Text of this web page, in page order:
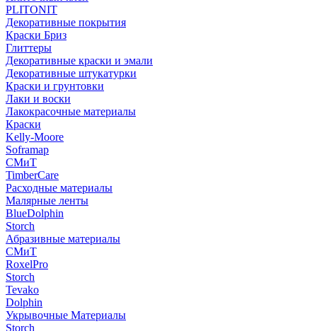
PLITONIT
Декоративные покрытия
Краски Бриз
Глиттеры
Декоративные краски и эмали
Декоративные штукатурки
Краски и грунтовки
Лаки и воски
Лакокрасочные материалы
Краски
Kelly-Moore
Soframap
СМиТ
TimberCare
Расходные материалы
Малярные ленты
BlueDolphin
Storch
Абразивные материалы
СМиТ
RoxelPro
Storch
Tevako
Dolphin
Укрывочные Материалы
Storch